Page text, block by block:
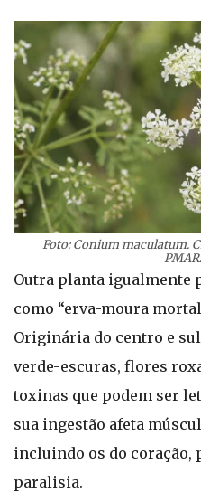
Foto: Conium maculatum.
Outra planta igualmente
como “erva-moura
Originária do centro e
verde-escuras, flores
toxinas que podem ser
sua ingestão afeta
incluindo os do coração,
paralisia.